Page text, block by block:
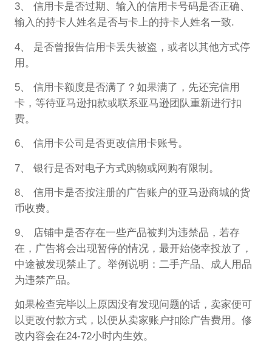
3、 信用卡是否过期、输入的信用卡号码是否正确、
输入的持卡人姓名是否与卡上的持卡人姓名一致.
4、 是否曾报告信用卡丢失被盗，或者以其他方式停
用。
5、 信用卡额度是否满了？如果满了，先还完信用
卡，等待亚马逊扣款或联系亚马逊团队重新进行扣
费。
6、 信用卡公司是否更改信用卡账号。
7、 银行是否对电子方式购物或网购有限制。
8、 信用卡是否按注册的广告账户的亚马逊商城的货
币收费。
9、 店铺中是否存在一些产品被判为违禁品，若存
在，广告将会出现暂停的情况，最开始侥幸投放了，
中途被发现禁止了。举例说明：二手产品、成人用品
为违禁产品。
如果检查完毕以上原因没有发现问题的话，卖家便可
以更改付款方式，以便从卖家账户扣除广告费用。修
改内容会在24-72小时内生效。